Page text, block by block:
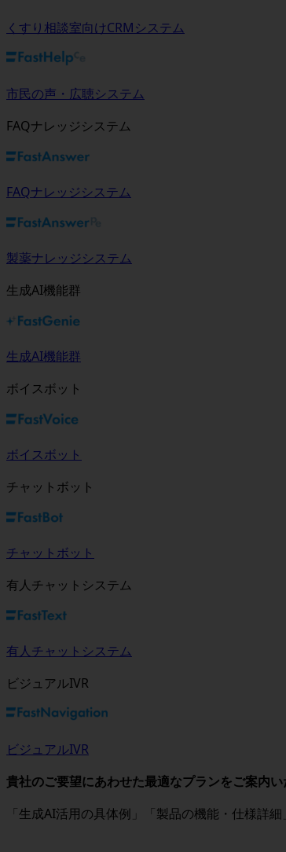
くすり相談室向けCRMシステム
市民の声・広聴システム
FAQナレッジシステム
FAQナレッジシステム
製薬ナレッジシステム
生成AI機能群
生成AI機能群
ボイスボット
ボイスボット
チャットボット
チャットボット
有人チャットシステム
有人チャットシステム
ビジュアルIVR
ビジュアルIVR
貴社のご要望にあわせた最適なプランをご案内い
「生成AI活用の具体例」「製品の機能・仕様詳